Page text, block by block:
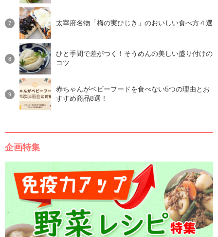
太宰府名物「梅の実ひじき」のおいしい食べ方４選
ひと手間で差がつく！そうめんの美しい盛り付けの
コツ
赤ちゃんがベビーフードを食べない5つの理由とお
すすめ商品8選！
企画特集